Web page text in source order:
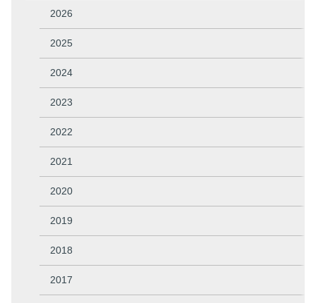
2026
2025
2024
2023
2022
2021
2020
2019
2018
2017